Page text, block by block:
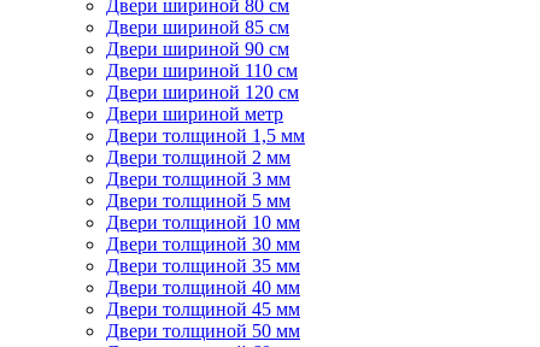
Двери шириной 80 см
Двери шириной 85 см
Двери шириной 90 см
Двери шириной 110 см
Двери шириной 120 см
Двери шириной метр
Двери толщиной 1,5 мм
Двери толщиной 2 мм
Двери толщиной 3 мм
Двери толщиной 5 мм
Двери толщиной 10 мм
Двери толщиной 30 мм
Двери толщиной 35 мм
Двери толщиной 40 мм
Двери толщиной 45 мм
Двери толщиной 50 мм